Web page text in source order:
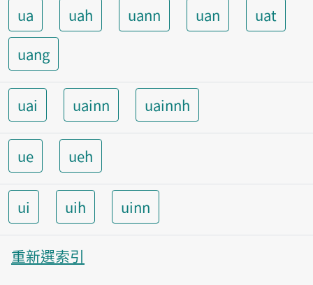
ua uah uann uan
uat
uang
uai uainn uainnh
ue ueh
ui uih uinn
重新選索引